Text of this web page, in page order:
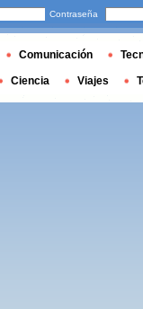
Contraseña
Comunicación
Ciencia Viajes